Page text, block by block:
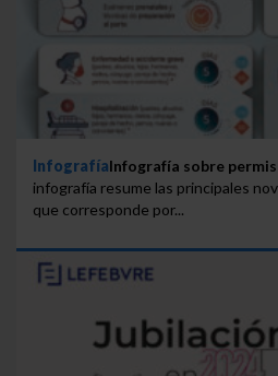
InfografíaInfografía sobre
infografía resume las principales
que corresponde por...